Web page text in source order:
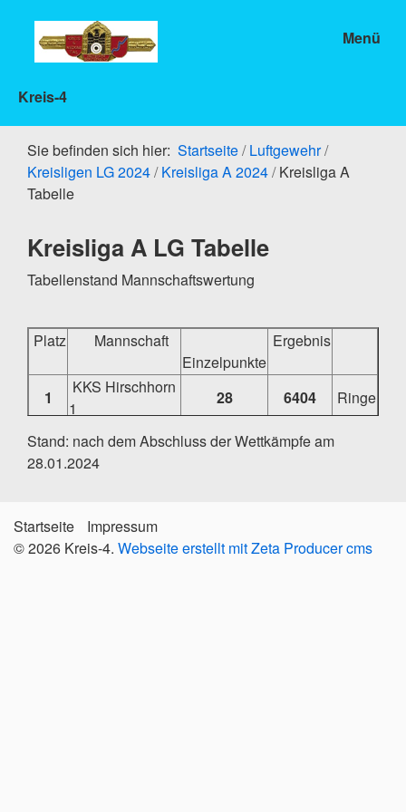
Kreis-4
Menü
Sie befinden sich hier: Startseite/ Luftgewehr/
Kreisligen LG 2024/ Kreisliga A 2024/ Kreisliga A
Tabelle
Kreisliga A LG Tabelle
Tabellenstand Mannschaftswertung
Platz
Mannschaft
Einzelpunkte
Ergebnis
1
KKS Hirschhorn
1
28 6404 Ringe
2
SSV Brombach
1
15 6253
Stand: nach dem Abschluss der Wettkämpfe am
28.01.2024
Startseite
Impressum
© 2026 Kreis-4. Webseite erstellt mit Zeta Producer cms